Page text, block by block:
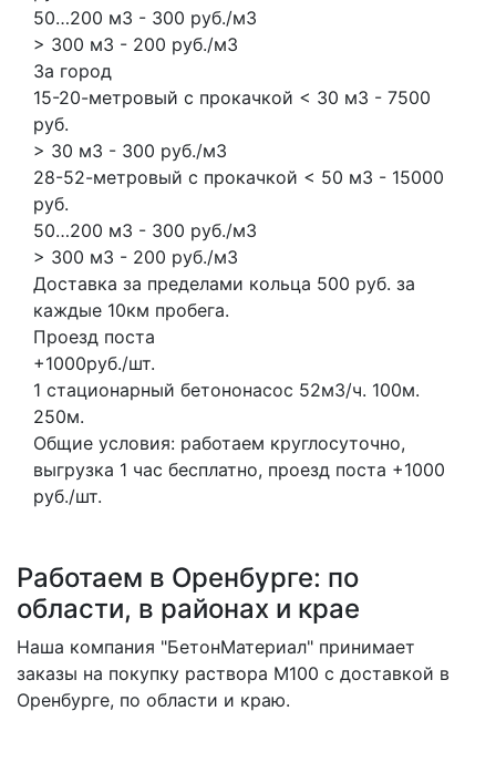
50…200 м3 - 300 руб./м3
> 300 м3 - 200 руб./м3
За город
15-20-метровый с прокачкой < 30 м3 - 7500
руб.
> 30 м3 - 300 руб./м3
28-52-метровый с прокачкой < 50 м3 - 15000
руб.
50…200 м3 - 300 руб./м3
> 300 м3 - 200 руб./м3
Доставка за пределами кольца 500 руб. за
каждые 10км пробега.
Проезд поста
+1000руб./шт.
1 стационарный бетононасос 52м3/ч. 100м.
250м.
Общие условия: работаем круглосуточно,
выгрузка 1 час бесплатно, проезд поста +1000
руб./шт.
Работаем в Оренбурге: по
области, в районах и крае
Наша компания "БетонМатериал" принимает
заказы на покупку раствора M100 с доставкой в
Оренбурге, по области и краю.